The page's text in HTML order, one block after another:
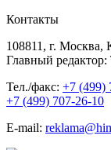
Контакты
108811, г. Москва,
Главный
Тел./факс: +7 (499)
+7 (499) 707-26-10
E-mail: